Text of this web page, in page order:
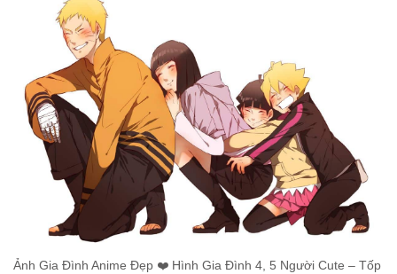
Ảnh Gia Đình Anime Đẹp ❤️ Hình Gia Đình 4, 5 Người Cute – Tốp